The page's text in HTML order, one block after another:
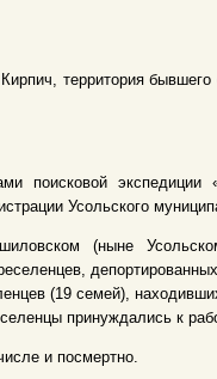
территория бывшего
поисковой экспедиции
Усольского
(ныне
(19 семей),
принуждались к
и посмертно.